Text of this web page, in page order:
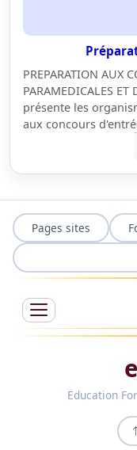
PREPARATION AUX
PARAMEDICALES
présente les
aux concours
Pages sites
Education